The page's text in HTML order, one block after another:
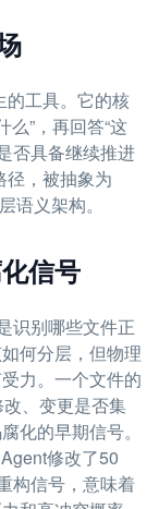
的工具。它的核
么”，再回答“这
否具备继续推进
径，被抽象为
义架构。
信号
识别哪些文件正
何分层，但物理
力。一个文件的
、变更是否集
的早期信号。
修改了50
构信号，意味着